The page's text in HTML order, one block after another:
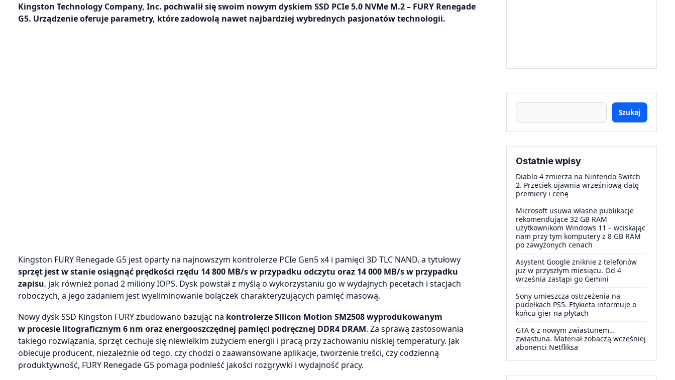
Kingston Technology Company, Inc. pochwalił się swoim nowym dyskiem SSD PCIe 5.0 NVMe M.2 – FURY Renegade
G5. Urządzenie oferuje parametry, które zadowolą nawet najbardziej wybrednych pasjonatów technologii.
Kingston FURY Renegade G5 jest oparty na najnowszym kontrolerze PCIe Gen5 x4 i pamięci 3D TLC NAND, a tytułowy
sprzęt jest w stanie osiągnąć prędkości rzędu 14 800 MB/s w przypadku odczytu oraz 14 000 MB/s w przypadku
zapisu, jak również ponad 2 miliony IOPS. Dysk powstał z myślą o wykorzystaniu go w wydajnych pecetach i stacjach
roboczych, a jego zadaniem jest wyeliminowanie bolączek charakteryzujących pamięć masową.
Nowy dysk SSD Kingston FURY zbudowano bazując na kontrolerze Silicon Motion SM2508 wyprodukowanym
w procesie litograficznym 6 nm oraz energooszczędnej pamięci podręcznej DDR4 DRAM. Za sprawą zastosowania
takiego rozwiązania, sprzęt cechuje się niewielkim zużyciem energii i pracą przy zachowaniu niskiej temperatury. Jak
obiecuje producent, niezależnie od tego, czy chodzi o zaawansowane aplikacje, tworzenie treści, czy codzienną
produktywność, FURY Renegade G5 pomaga podnieść jakości rozgrywki i wydajność pracy.
Szukaj
Ostatnie wpisy
Diablo 4 zmierza na Nintendo Switch
2. Przeciek ujawnia wrześniową datę
premiery i cenę
Microsoft usuwa własne publikacje
rekomendujące 32 GB RAM
użytkownikom Windows 11 – wciskając
nam przy tym komputery z 8 GB RAM
po zawyżonych cenach
Asystent Google zniknie z telefonów
już w przyszłym miesiącu. Od 4
września zastąpi go Gemini
Sony umieszcza ostrzeżenia na
pudełkach PS5. Etykieta informuje o
końcu gier na płytach
GTA 6 z nowym zwiastunem…
zwiastuna. Materiał zobaczą wcześniej
abonenci Netfliksa